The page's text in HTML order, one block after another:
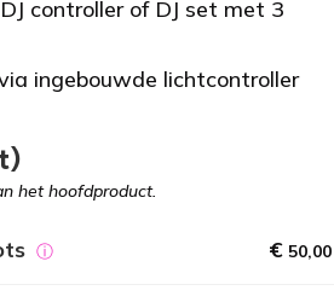
controller of DJ set met 3
ingebouwde lichtcontroller
het hoofdproduct.
ⓘ € 50,00